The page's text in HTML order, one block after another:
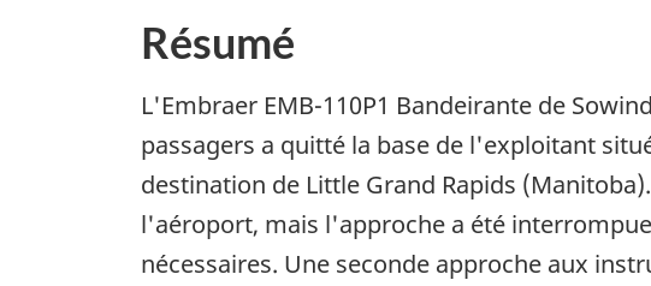
Résumé
L'Embraer EMB-110P1 Bandeirante de
passagers a quitté la base de l'exploitant
destination de Little Grand Rapids
l'aéroport, mais l'approche a été
nécessaires. Une seconde approche aux